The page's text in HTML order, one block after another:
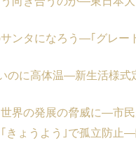
ンタになろう―｢グレー
のに高体温―新生活様
世界の発展の脅威に―市
きょうよう｣で孤立防止